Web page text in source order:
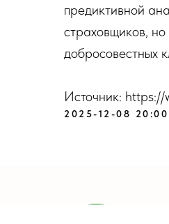
предиктивной
страховщиков,
добросовестных
Источник: https://
2025-12-08 20:00